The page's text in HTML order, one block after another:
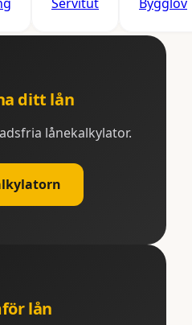
ditt lån
lånekalkylator.
lån